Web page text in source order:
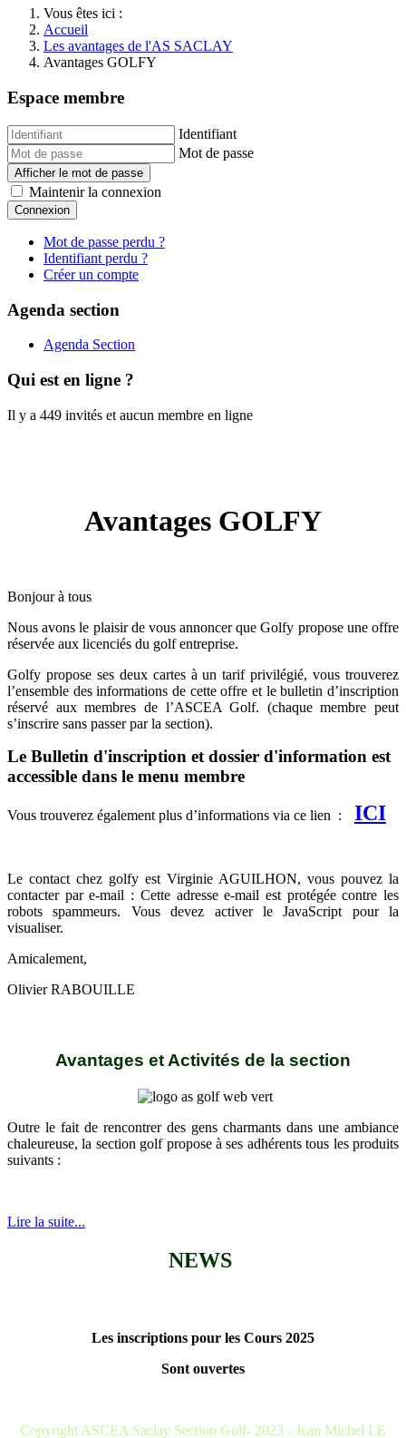
Vous êtes ici :
Accueil
Les avantages de l'AS SACLAY
Avantages GOLFY
Espace membre
Identifiant
Mot de passe
Afficher le mot de passe
Maintenir la connexion
Connexion
Mot de passe perdu ?
Identifiant perdu ?
Créer un compte
Agenda section
Agenda Section
Qui est en ligne ?
Il y a 449 invités et aucun membre en ligne
Avantages GOLFY
Bonjour à tous
Nous avons le plaisir de vous annoncer que Golfy propose une offre
réservée aux licenciés du golf entreprise.
Golfy propose ses deux cartes à un tarif privilégié, vous trouverez
l’ensemble des informations de cette offre et le bulletin d’inscription
réservé aux membres de l’ASCEA Golf. (chaque membre peut
s’inscrire sans passer par la section).
Le Bulletin d'inscription et dossier d'information est
accessible dans le menu membre
Vous trouverez également plus d’informations via ce lien : ICI
Le contact chez golfy est Virginie AGUILHON, vous pouvez la
contacter par e-mail : Cette adresse e-mail est protégée contre les
robots spammeurs. Vous devez activer le JavaScript pour la
visualiser.
Amicalement,
Olivier RABOUILLE
Avantages et Activités de la section
Outre le fait de rencontrer des gens charmants dans une ambiance
chaleureuse, la section golf propose à ses adhérents tous les produits
suivants :
Lire la suite...
NEWS
Les inscriptions pour les Cours 2025
Sont ouvertes
Copyright ASCEA Saclay Section Golf- 2023 - Jean Michel LE